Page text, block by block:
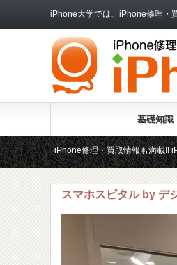
iPhone大学では、iPhone修理・
基礎知識
iPhone修理・買取情報も満載!!
スマホスピタル by デ